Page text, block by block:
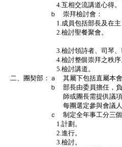
4.互相交流講道心得。
ｂ 崇拜檢討會：
1.成員包括部長及在主日有
2.檢討聖餐聚會。
3.檢討領詩者、司琴、司事及
4.檢討整個崇拜之秩序
5.檢討講道。
二、團契部：ａ 其屬下包括直屬本會
ｂ 部長由委員擔任，負責召開
師或團長需提供議項），所有
每團選定參與會議人
ｃ 制定全年事工分三個
1.計劃。
2.進行。
3.檢討。